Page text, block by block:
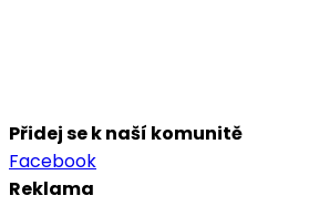
Přidej se k naší komunitě
Facebook
Reklama